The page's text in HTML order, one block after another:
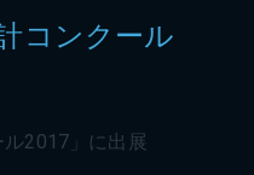
コンクール
ル2017」に出展